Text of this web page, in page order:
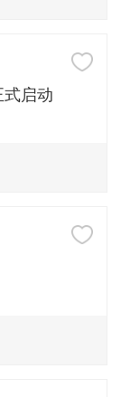
式启动